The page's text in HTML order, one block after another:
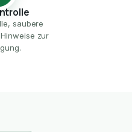
saubere
zur